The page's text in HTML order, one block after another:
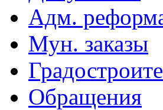
Адм.
Мун. заказы
Обращения